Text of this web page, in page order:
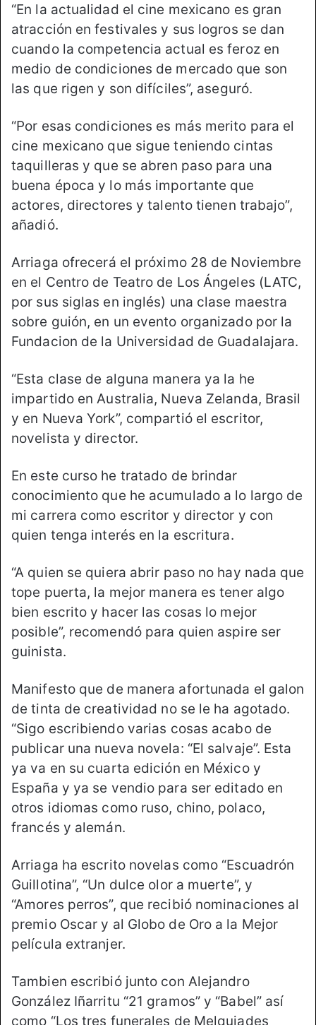
“En la actualidad el cine mexicano es gran
atracción en festivales y sus logros se dan
cuando la competencia actual es feroz en
medio de condiciones de mercado que son
las que rigen y son difíciles”, aseguró.
“Por esas condiciones es más merito para el
cine mexicano que sigue teniendo cintas
taquilleras y que se abren paso para una
buena época y lo más importante que
actores, directores y talento tienen trabajo”,
añadió.
Arriaga ofrecerá el próximo 28 de Noviembre
en el Centro de Teatro de Los Ángeles (LATC,
por sus siglas en inglés) una clase maestra
sobre guión, en un evento organizado por la
Fundacion de la Universidad de Guadalajara.
“Esta clase de alguna manera ya la he
impartido en Australia, Nueva Zelanda, Brasil
y en Nueva York”, compartió el escritor,
novelista y director.
En este curso he tratado de brindar
conocimiento que he acumulado a lo largo de
mi carrera como escritor y director y con
quien tenga interés en la escritura.
“A quien se quiera abrir paso no hay nada que
tope puerta, la mejor manera es tener algo
bien escrito y hacer las cosas lo mejor
posible”, recomendó para quien aspire ser
guinista.
Manifesto que de manera afortunada el galon
de tinta de creatividad no se le ha agotado.
“Sigo escribiendo varias cosas acabo de
publicar una nueva novela: “El salvaje”. Esta
ya va en su cuarta edición en México y
España y ya se vendio para ser editado en
otros idiomas como ruso, chino, polaco,
francés y alemán.
Arriaga ha escrito novelas como “Escuadrón
Guillotina”, “Un dulce olor a muerte”, y
“Amores perros”, que recibió nominaciones al
premio Oscar y al Globo de Oro a la Mejor
película extranjer.
Tambien escribió junto con Alejandro
González Iñarritu “21 gramos” y “Babel” así
como “Los tres funerales de Melquiades